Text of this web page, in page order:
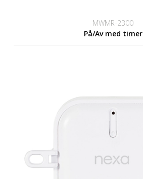
MWMR-2300
På/Av med timer